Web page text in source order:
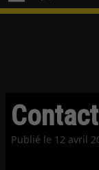
Publié le 12 avril